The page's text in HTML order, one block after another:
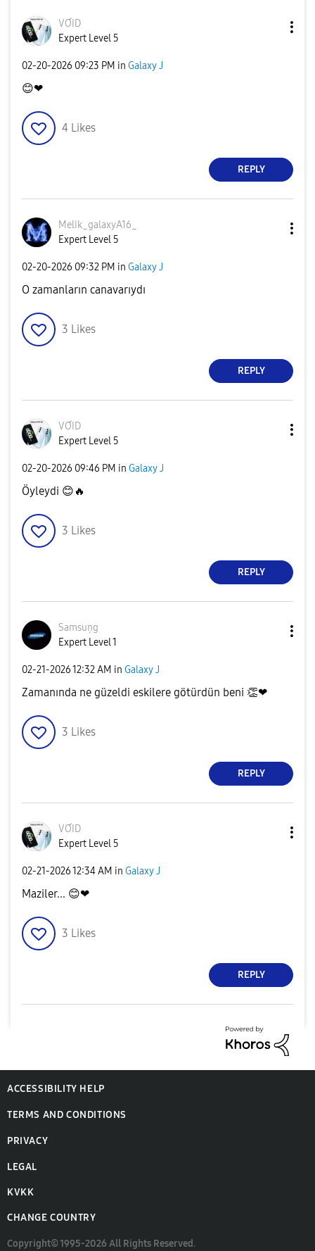
VƠID
Expert Level 5
‎02-20-2026 09:23 PM in Galaxy J
😊❤
4 Likes
REPLY
Melik_galaxyA16
Expert Level 5
‎02-20-2026 09:32 PM in Galaxy J
O zamanların canavarıydı
3 Likes
REPLY
VƠID
Expert Level 5
‎02-20-2026 09:46 PM in Galaxy J
Öyleydi 😊 🔥
3 Likes
REPLY
Samsuņg
Expert Level 1
‎02-21-202612:32 AM in Galaxy J
Zamanında ne güzeldi eskilere götürdün beni 👏❤
3 Likes
REPLY
VƠID
Expert Level 5
‎02-21-202612:34 AM in Galaxy J
Maziler... 😊❤
3 Likes
REPLY
ACCESSIBILITY HELP
TERMS AND CONDITIONS
PRIVACY
LEGAL
KVKK
CHANGE COUNTRY
Copyright© 1995-2026 All Rights Reserved.